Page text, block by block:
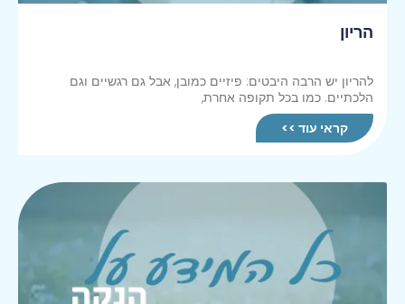
הריון
להריון יש הרבה היבטים: פיזיים כמובן, אבל גם רגשיים וגם
הלכתיים. כמו בכל תקופה אחרת,
קראי עוד >>